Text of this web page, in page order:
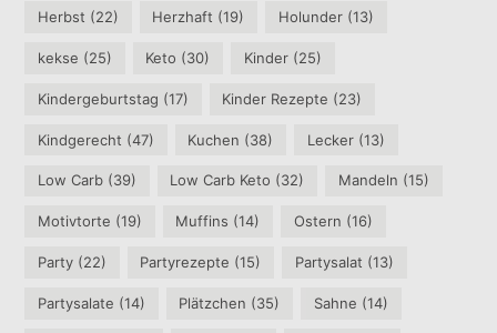
Herbst (22) Herzhaft (19) Holunder(13)
kekse (25) Keto (30) Kinder(25)
Kindergeburtstag (17) Kinder Rezepte (23)
Kindgerecht (47) Kuchen (38) Lecker(13)
Low Carb (39) Low Carb Keto (32) Mandeln (15)
Motivtorte (19) Muffins (14) Ostern (16)
Party (22) Partyrezepte (15) Partysalat (13)
Partysalate (14) Plätzchen (35) Sahne (14)